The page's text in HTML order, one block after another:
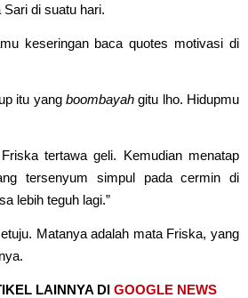
di suatu hari.
keseringan baca quotes motivasi di
itu yang boombayahgitu lho. Hidupmu
tertawa geli. Kemudian menatap
tersenyum simpul pada cermin di
lebih teguh lagi.”
Matanya adalah mata Friska, yang
LAINNYA DI GOOGLE NEWS